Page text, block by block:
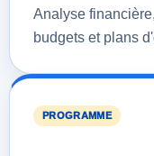
Analyse
budgets et plans
PROGRAMME